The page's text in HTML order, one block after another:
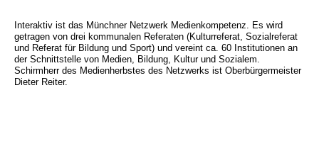
Interaktiv ist das Münchner Netzwerk Medienkompetenz. Es wird
getragen von drei kommunalen Referaten (Kulturreferat, Sozialreferat
und Referat für Bildung und Sport) und vereint ca. 60 Institutionen an
der Schnittstelle von Medien, Bildung, Kultur und Sozialem.
Schirmherr des Medienherbstes des Netzwerks ist Oberbürgermeister
Dieter Reiter.